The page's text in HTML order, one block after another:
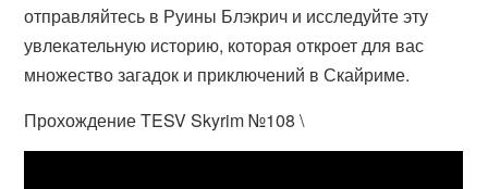
отправляйтесь в Руины Блэкрич и исследуйте эту
увлекательную историю, которая откроет для вас
множество загадок и приключений в Скайриме.
Прохождение TESV Skyrim №108 \